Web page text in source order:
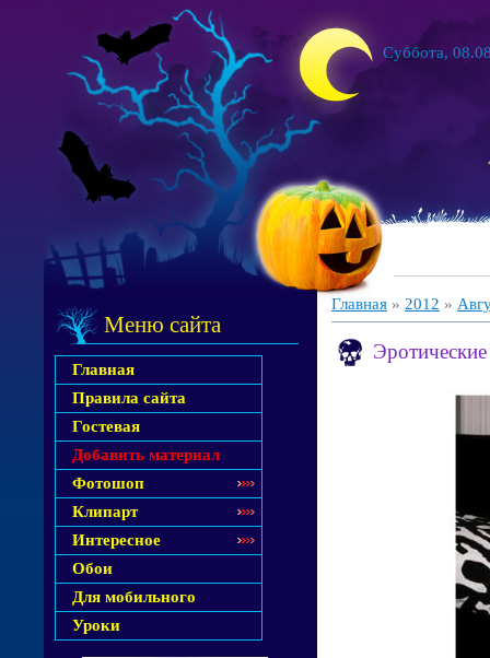
Суббота,
Меню сайта
Главная
Правила сайта
Гостевая
Добавить материал
Фотошоп
Клипарт
Интересное
Обои
Для мобильного
Уроки
Главная » 2012 »